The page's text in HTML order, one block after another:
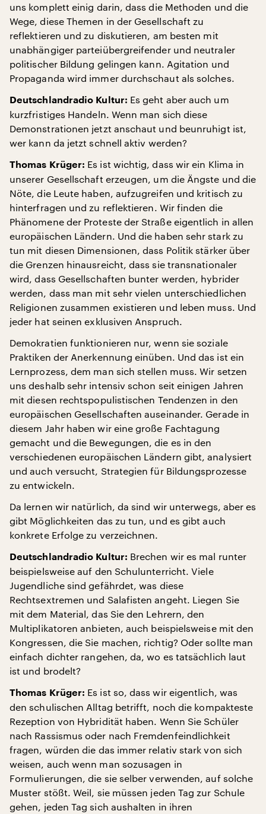
uns komplett einig darin, dass die Methoden und die
Wege, diese Themen in der Gesellschaft zu
reflektieren und zu diskutieren, am besten mit
unabhängiger parteiübergreifender und neutraler
politischer Bildung gelingen kann. Agitation und
Propaganda wird immer durchschaut als solches.
Deutschlandradio Kultur: Es geht aber auch um
kurzfristiges Handeln. Wenn man sich diese
Demonstrationen jetzt anschaut und beunruhigt ist,
wer kann da jetzt schnell aktiv werden?
Thomas Krüger: Es ist wichtig, dass wir ein Klima in
unserer Gesellschaft erzeugen, um die Ängste und die
Nöte, die Leute haben, aufzugreifen und kritisch zu
hinterfragen und zu reflektieren. Wir finden die
Phänomene der Proteste der Straße eigentlich in allen
europäischen Ländern. Und die haben sehr stark zu
tun mit diesen Dimensionen, dass Politik stärker über
die Grenzen hinausreicht, dass sie transnationaler
wird, dass Gesellschaften bunter werden, hybrider
werden, dass man mit sehr vielen unterschiedlichen
Religionen zusammen existieren und leben muss. Und
jeder hat seinen exklusiven Anspruch.
Demokratien funktionieren nur, wenn sie soziale
Praktiken der Anerkennung einüben. Und das ist ein
Lernprozess, dem man sich stellen muss. Wir setzen
uns deshalb sehr intensiv schon seit einigen Jahren
mit diesen rechtspopulistischen Tendenzen in den
europäischen Gesellschaften auseinander. Gerade in
diesem Jahr haben wir eine große Fachtagung
gemacht und die Bewegungen, die es in den
verschiedenen europäischen Ländern gibt, analysiert
und auch versucht, Strategien für Bildungsprozesse
zu entwickeln.
Da lernen wir natürlich, da sind wir unterwegs, aber es
gibt Möglichkeiten das zu tun, und es gibt auch
konkrete Erfolge zu verzeichnen.
Deutschlandradio Kultur: Brechen wir es mal runter
beispielsweise auf den Schulunterricht. Viele
Jugendliche sind gefährdet, was diese
Rechtsextremen und Salafisten angeht. Liegen Sie
mit dem Material, das Sie den Lehrern, den
Multiplikatoren anbieten, auch beispielsweise mit den
Kongressen, die Sie machen, richtig? Oder sollte man
einfach dichter rangehen, da, wo es tatsächlich laut
ist und brodelt?
Thomas Krüger: Es ist so, dass wir eigentlich, was
den schulischen Alltag betrifft, noch die kompakteste
Rezeption von Hybridität haben. Wenn Sie Schüler
nach Rassismus oder nach Fremdenfeindlichkeit
fragen, würden die das immer relativ stark von sich
weisen, auch wenn man sozusagen in
Formulierungen, die sie selber verwenden, auf solche
Muster stößt. Weil, sie müssen jeden Tag zur Schule
gehen, jeden Tag sich aushalten in ihren